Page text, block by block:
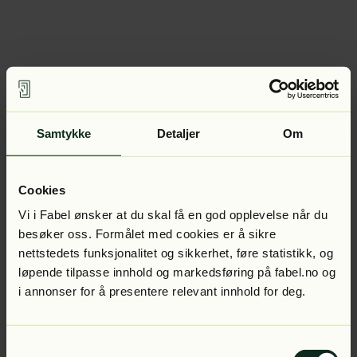
Samtykke Detaljer Om
Cookies
Vi i Fabel ønsker at du skal få en god opplevelse når du
besøker oss. Formålet med cookies er å sikre
nettstedets funksjonalitet og sikkerhet, føre statistikk, og
løpende tilpasse innhold og markedsføring på fabel.no og
i annonser for å presentere relevant innhold for deg.